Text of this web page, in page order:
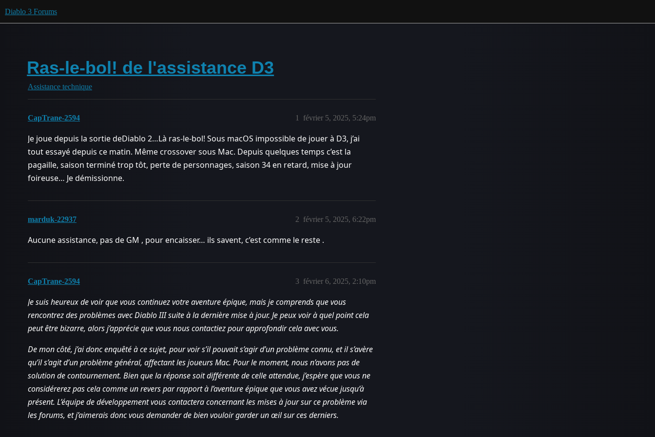
Diablo 3 Forums
Ras-le-bol! de l'assistance D3
Assistance technique
CapTrane-2594 février 5, 2025, 5:24pm
1
Je joue depuis la sortie deDiablo 2…Là ras-le-bol! Sous macOS impossible de jouer à D3, j’ai
tout essayé depuis ce matin. Même crossover sous Mac. Depuis quelques temps c’est la
pagaille, saison terminé trop tôt, perte de personnages, saison 34 en retard, mise à jour
foireuse… Je démissionne.
marduk-22937 février 5, 2025, 6:22pm
2
Aucune assistance, pas de GM , pour encaisser… ils savent, c’est comme le reste .
CapTrane-2594 février 6, 2025, 2:10pm
3
Je suis heureux de voir que vous continuez votre aventure épique, mais je comprends que vous
rencontrez des problèmes avec Diablo III suite à la dernière mise à jour. Je peux voir à quel point cela
peut être bizarre, alors j’apprécie que vous nous contactiez pour approfondir cela avec vous.
De mon côté, j’ai donc enquêté à ce sujet, pour voir s’il pouvait s’agir d’un problème connu, et il s’avère
qu’il s’agit d’un problème général, affectant les joueurs Mac. Pour le moment, nous n’avons pas de
solution de contournement. Bien que la réponse soit différente de celle attendue, j’espère que vous ne
considérerez pas cela comme un revers par rapport à l’aventure épique que vous avez vécue jusqu’à
présent. L’équipe de développement vous contactera concernant les mises à jour sur ce problème via
les forums, et j’aimerais donc vous demander de bien vouloir garder un œil sur ces derniers.